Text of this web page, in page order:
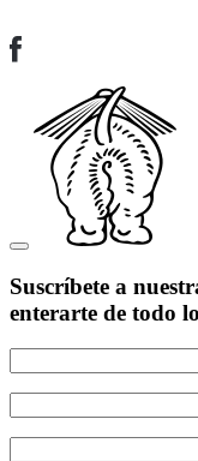
Suscríbete a
enterarte de todo